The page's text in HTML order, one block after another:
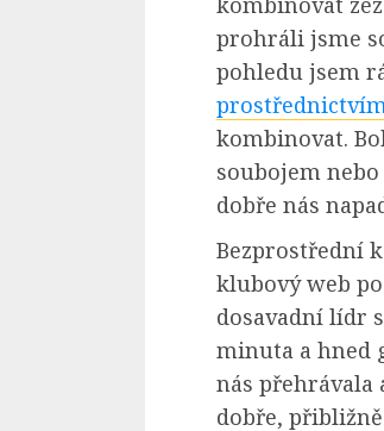
prohráli jsme
pohledu jsem
kombinovat.
soubojem
dobře nás
Bezprostřední
klubový web
dosavadní lídr
minuta a hned
nás přehrávala
dobře,